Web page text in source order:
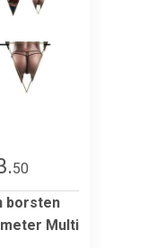
50
borsten
Multi